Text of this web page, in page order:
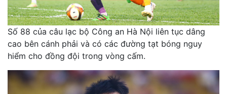
Số 88 của câu lạc bộ Công an Hà Nội liên tục dâng
cao bên cánh phải và có các đường tạt bóng nguy
hiểm cho đồng đội trong vòng cấm.